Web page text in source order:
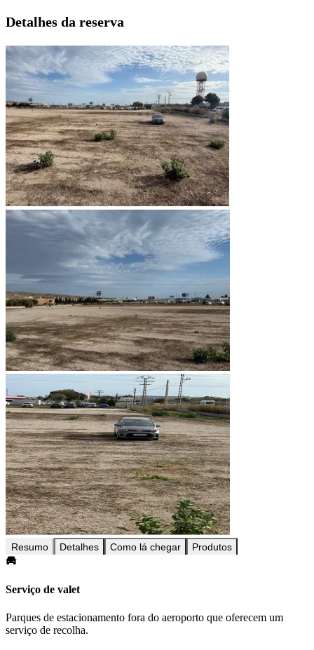
Detalhes da reserva
Resumo Detalhes Como lá chegar Produtos
Serviço de valet
Parques de estacionamento fora do aeroporto que oferecem um
serviço de recolha.